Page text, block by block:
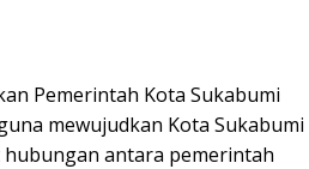
Pemerintah Kota Sukabumi
mewujudkan Kota Sukabumi
antara pemerintah